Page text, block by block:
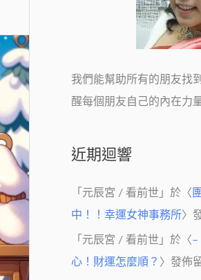
我們能幫助所有的朋友找
醒每個朋友自己的內在力
近期迴響
「 元辰宮 / 看前世 」於〈
中！！幸運女神事務所〉
「 元辰宮 / 看前世 」於〈–
心！財運怎麼順？ 〉發佈